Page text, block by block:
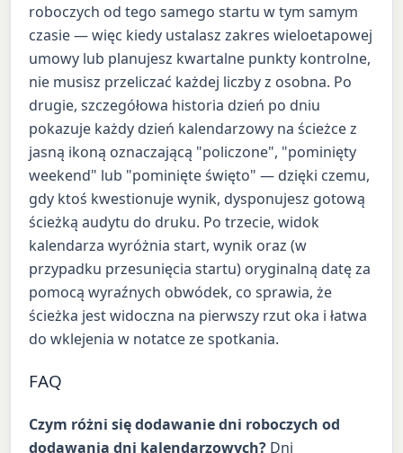
roboczych od tego samego startu w tym samym
czasie — więc kiedy ustalasz zakres wieloetapowej
umowy lub planujesz kwartalne punkty kontrolne,
nie musisz przeliczać każdej liczby z osobna. Po
drugie, szczegółowa historia dzień po dniu
pokazuje każdy dzień kalendarzowy na ścieżce z
jasną ikoną oznaczającą "policzone", "pominięty
weekend" lub "pominięte święto" — dzięki czemu,
gdy ktoś kwestionuje wynik, dysponujesz gotową
ścieżką audytu do druku. Po trzecie, widok
kalendarza wyróżnia start, wynik oraz (w
przypadku przesunięcia startu) oryginalną datę za
pomocą wyraźnych obwódek, co sprawia, że
ścieżka jest widoczna na pierwszy rzut oka i łatwa
do wklejenia w notatce ze spotkania.
FAQ
Czym różni się dodawanie dni roboczych od
dodawania dni kalendarzowych? Dni